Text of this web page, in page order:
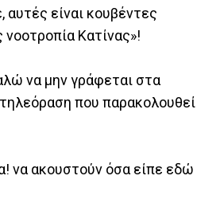
αυτές είναι κουβέντες
Κατίνας»!
να μην γράφεται στα
που παρακολουθεί
να ακουστούν όσα είπε εδώ